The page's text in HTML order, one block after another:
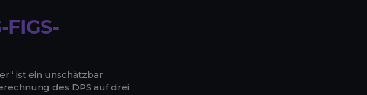
FIGS-
ist ein unschätzbar
des DPS auf drei